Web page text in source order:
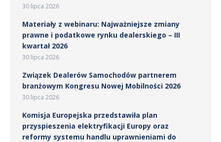
30 lipca 2026
Materiały z webinaru: Najważniejsze zmiany
prawne i podatkowe rynku dealerskiego – III
kwartał 2026
30 lipca 2026
Związek Dealerów Samochodów partnerem
branżowym Kongresu Nowej Mobilności 2026
30 lipca 2026
Komisja Europejska przedstawiła plan
przyspieszenia elektryfikacji Europy oraz
reformy systemu handlu uprawnieniami do